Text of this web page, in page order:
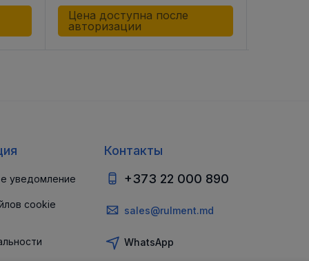
Цена доступна после
авторизации
уведомление
cookie
Контакты
+373 22 000 890
sales@rulment.md
WhatsApp